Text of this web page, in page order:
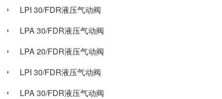
LPI 30/FDR液压气动阀
LPA 30/FDR液压气动阀
LPA 20/FDR液压气动阀
LPI 30/FDR液压气动阀
LPA 30/FDR液压气动阀